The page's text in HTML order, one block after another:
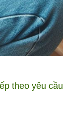
theo yêu cầu